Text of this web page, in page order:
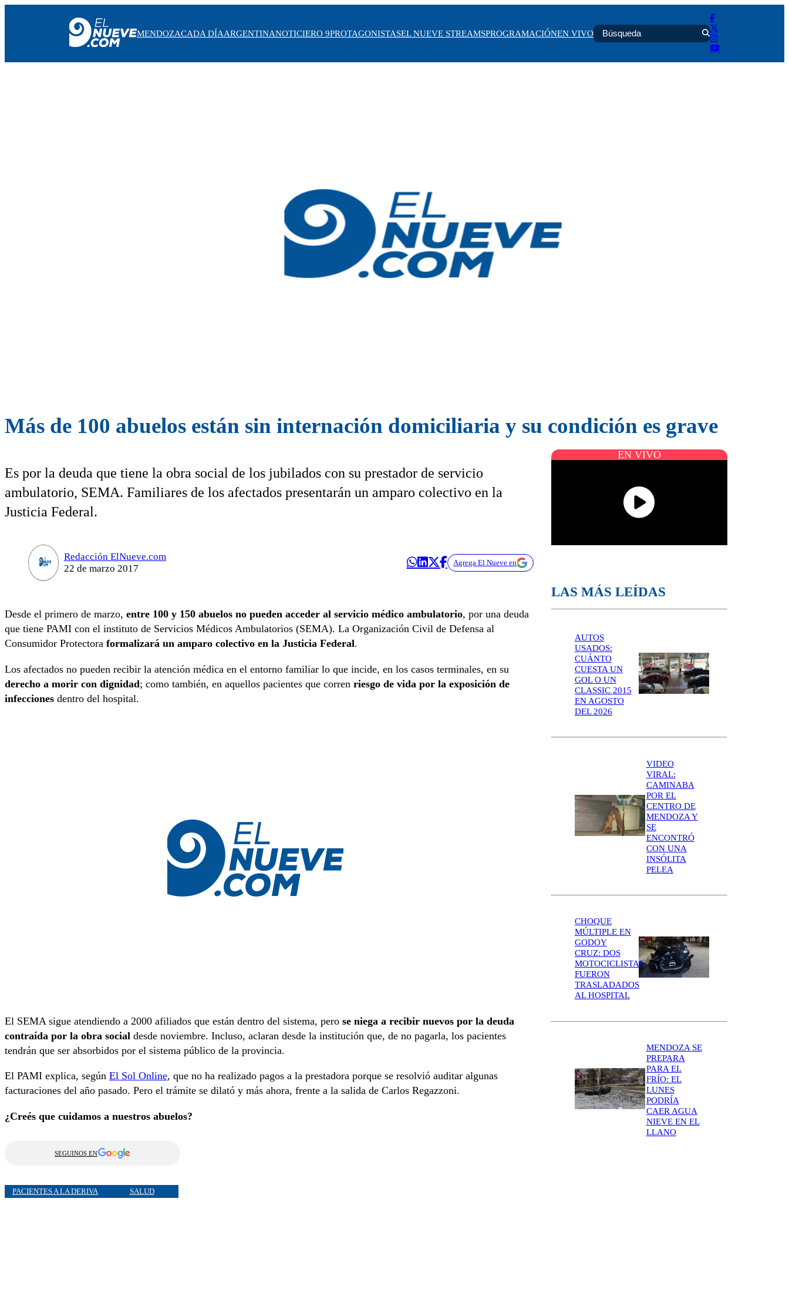
MENDOZACADA DÍAARGENTINANOTICIERO 9PROTAGONISTASEL NUEVE STREAMSPROGRAMACIÓNEN VIVO
Más de 100 abuelos están sin internación domiciliaria y su condición es grave
Es por la deuda que tiene la obra social de los jubilados con su prestador de servicio
ambulatorio, SEMA. Familiares de los afectados presentarán un amparo colectivo en la
Justicia Federal.
Redacción ElNueve.com
22 de marzo 2017
Agrega El Nueve en
Desde el primero de marzo, entre 100 y 150 abuelos no pueden acceder al servicio médico ambulatorio, por una deuda
que tiene PAMI con el instituto de Servicios Médicos Ambulatorios (SEMA). La Organización Civil de Defensa al
Consumidor Protectora formalizará un amparo colectivo en la Justicia Federal.
Los afectados no pueden recibir la atención médica en el entorno familiar lo que incide, en los casos terminales, en su
derecho a morir con dignidad; como también, en aquellos pacientes que corren riesgo de vida por la exposición de
infecciones dentro del hospital.
El SEMA sigue atendiendo a 2000 afiliados que están dentro del sistema, pero se niega a recibir nuevos por la deuda
contraída por la obra social desde noviembre. Incluso, aclaran desde la institución que, de no pagarla, los pacientes
tendrán que ser absorbidos por el sistema público de la provincia.
El PAMI explica, según El Sol Online, que no ha realizado pagos a la prestadora porque se resolvió auditar algunas
facturaciones del año pasado. Pero el trámite se dilató y más ahora, frente a la salida de Carlos Regazzoni.
¿Creés que cuidamos a nuestros abuelos?
SEGUINOS EN
PACIENTES A LA DERIVA SALUD
EN VIVO
LAS MÁS LEÍDAS
AUTOS
USADOS:
CUÁNTO
CUESTA UN
GOL O UN
CLASSIC 2015
EN AGOSTO
DEL 2026
VIDEO
VIRAL:
CAMINABA
POR EL
CENTRO DE
MENDOZA Y
SE
ENCONTRÓ
CON UNA
INSÓLITA
PELEA
CHOQUE
MÚLTIPLE EN
GODOY
CRUZ: DOS
MOTOCICLISTAS
FUERON
TRASLADADOS
AL HOSPITAL
MENDOZA SE
PREPARA
PARA EL
FRÍO: EL
LUNES
PODRÍA
CAER AGUA
NIEVE EN EL
LLANO